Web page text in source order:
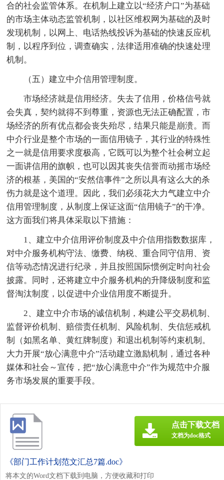
合的社会监管体系。在机制上建立以“经济户口”为基础
的市场主体动态监管机制，以社区维权网为基础的及时
发现机制，以网上、电话热线投诉为基础的快速反应机
制，以程序到位，调查确实，法律适用准确的快速处理
机制。
（五）建立中介信用管理制度。
市场经济就是信用经济。失去了信用，价格信号就
会失真，契约就得不到尊重，资源也无法正确配置，市
场经济的所有优点都会丧失殆尽，结果只能是崩溃。而
中介行业是整个市场的一面信用镜子，其行业的特殊性
之一就是信用要求度极高，它既可以为整个社会树立起
一面讲信用的旗帜，也可以因其丧失信誉而动摇市场经
济的根基，美国的“安然信事件”之所以具有这么大的杀
伤力就是这个道理。因此，我们必须花大力气建立中介
信用管理制度，从制度上保证这面“信用镜子”的干净。
这方面我们将具体采取以下措施：
1、建立中介信用评价制度及中介信用指数数据库，
对中介服务机构守法、缴费、纳税、重合同守信用、资
信等动态情况进行纪录，并且按照国际惯例定时向社会
披露。同时，还将建立中介服务机构的升降级制度和监
督淘汰制度，以促进中介业信用度不断提升。
2、建立中介市场的诚信机制，构建公平交易机制、
监督评价机制、赔偿责任机制、风险机制、失信惩戒机
制（如黑名单、黄红牌制度）和退出机制等约束机制。
大力开展“放心满意中介”活动建立激励机制，通过各种
媒体和社会～宣传，把“放心满意中介”作为规范中介服
务市场发展的重要手段。
《部门工作计划范文汇总7篇.doc》
将本文的Word文档下载到电脑，方便收藏和打印
点击下载文档
文档为doc格式